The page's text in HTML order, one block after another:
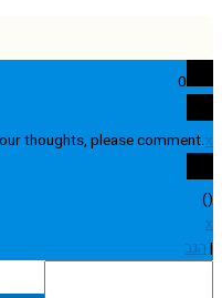
your thoughts, please